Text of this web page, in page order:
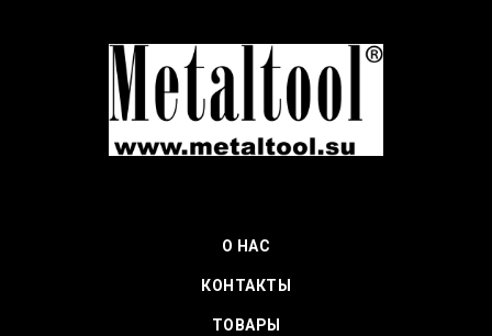
О НАС
КОНТАКТЫ
ТОВАРЫ